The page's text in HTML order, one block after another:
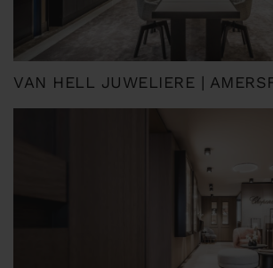
VAN HELL JUWELIERE |